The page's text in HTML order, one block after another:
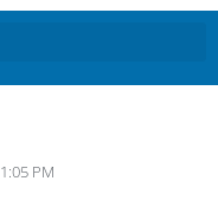
1:05 PM